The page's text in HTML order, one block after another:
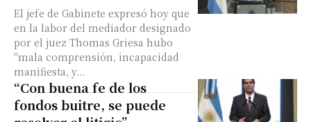
El jefe de Gabinete expresó hoy que
en la labor del mediador designado
por el juez Thomas Griesa hubo
"mala comprensión, incapacidad
manifiesta, y...
“Con buena fe de los
fondos buitre, se puede